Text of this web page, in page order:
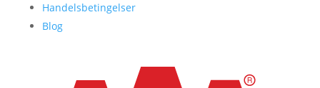
Handelsbetingelser
Blog